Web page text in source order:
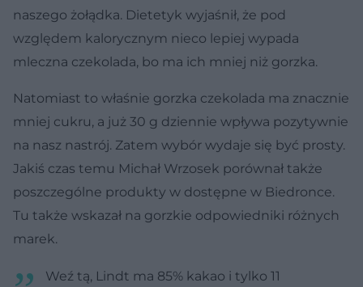
naszego żołądka. Dietetyk wyjaśnił, że pod
względem kalorycznym nieco lepiej wypada
mleczna czekolada, bo ma ich mniej niż gorzka.
Natomiast to właśnie gorzka czekolada ma znacznie
mniej cukru, a już 30 g dziennie wpływa pozytywnie
na nasz nastrój. Zatem wybór wydaje się być prosty.
Jakiś czas temu Michał Wrzosek porównał także
poszczególne produkty w dostępne w Biedronce.
Tu także wskazał na gorzkie odpowiedniki różnych
marek.
Weź tą, Lindt ma 85% kakao i tylko 11